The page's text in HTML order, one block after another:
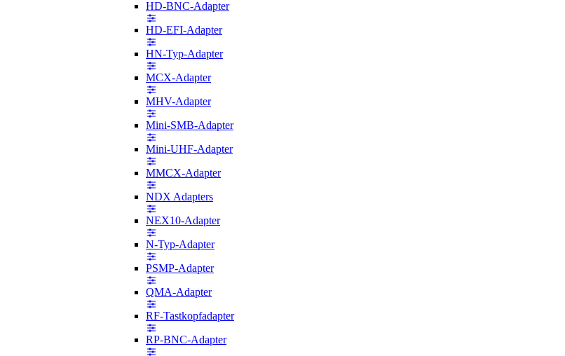
HD-BNC-Adapter
HD-EFI-Adapter
HN-Typ-Adapter
MCX-Adapter
MHV-Adapter
Mini-SMB-Adapter
Mini-UHF-Adapter
MMCX-Adapter
NDX Adapters
NEX10-Adapter
N-Typ-Adapter
PSMP-Adapter
QMA-Adapter
RF-Tastkopfadapter
RP-BNC-Adapter